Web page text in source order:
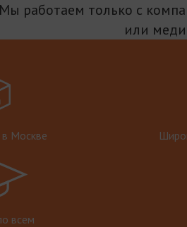
Мы работаем только с
или
Москве
всем